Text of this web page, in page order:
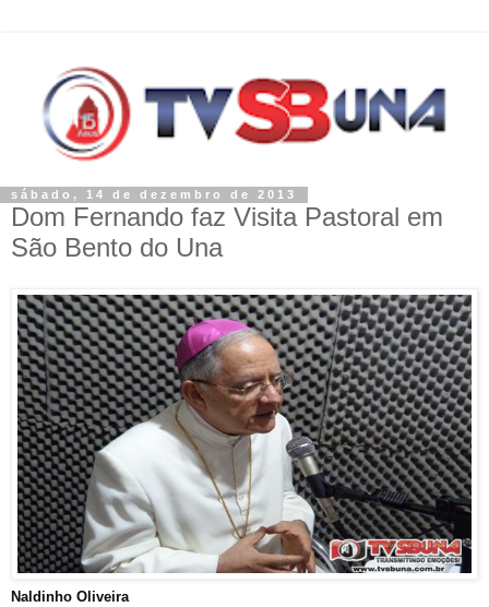
sábado, 14 de dezembro de 2013
Dom Fernando faz Visita Pastoral em
São Bento do Una
Naldinho Oliveira